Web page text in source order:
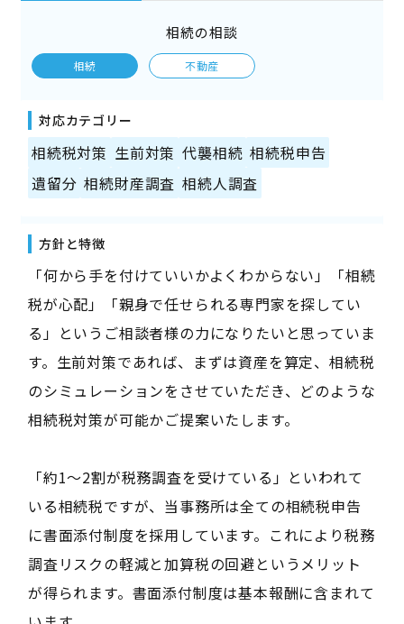
相続の相談
相続 不動産
対応カテゴリー
相続税対策 生前対策 代襲相続 相続税申告
遺留分 相続財産調査 相続人調査
方針と特徴
「何から手を付けていいかよくわからない」「相続
税が心配」「親身で任せられる専門家を探してい
る」というご相談者様の力になりたいと思っていま
す。生前対策であれば、まずは資産を算定、相続税
のシミュレーションをさせていただき、どのような
相続税対策が可能かご提案いたします。
「約1～2割が税務調査を受けている」といわれて
いる相続税ですが、当事務所は全ての相続税申告
に書面添付制度を採用しています。これにより税務
調査リスクの軽減と加算税の回避というメリット
が得られます。書面添付制度は基本報酬に含まれて